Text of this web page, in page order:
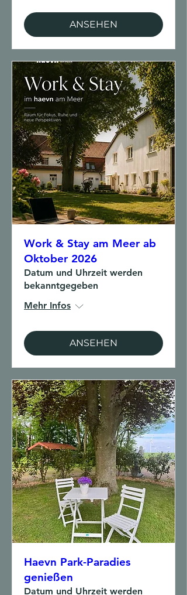
ANSEHEN
Work & Stay am Meer ab
Oktober 2026
Datum und Uhrzeit werden
bekanntgegeben
Mehr Infos
ANSEHEN
Haevn Park-Paradies
genießen
Datum und Uhrzeit werden